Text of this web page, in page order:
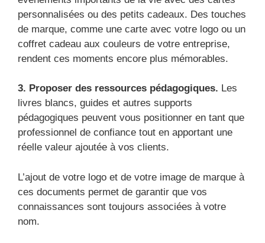
personnalisées ou des petits cadeaux. Des touches
de marque, comme une carte avec votre logo ou un
coffret cadeau aux couleurs de votre entreprise,
rendent ces moments encore plus mémorables.
3. Proposer des ressources pédagogiques. Les
livres blancs, guides et autres supports
pédagogiques peuvent vous positionner en tant que
professionnel de confiance tout en apportant une
réelle valeur ajoutée à vos clients.
L’ajout de votre logo et de votre image de marque à
ces documents permet de garantir que vos
connaissances sont toujours associées à votre
nom.